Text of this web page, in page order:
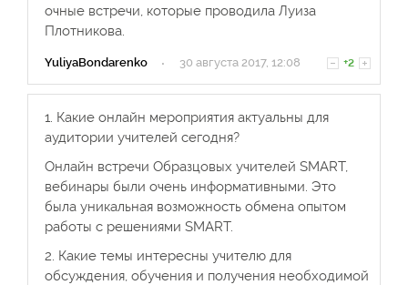
очные встречи, которые проводила Луиза
Плотникова.
YuliyaBondarenko · 30 августа 2017, 12:08 +2
1. Какие онлайн мероприятия актуальны для
аудитории учителей сегодня?
Онлайн встречи Образцовых учителей SMART,
вебинары были очень информативными. Это
была уникальная возможность обмена опытом
работы с решениями SMART.
2. Какие темы интересны учителю для
обсуждения, обучения и получения необходимой